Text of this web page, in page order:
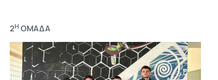
2Η ΟΜΑΔΑ